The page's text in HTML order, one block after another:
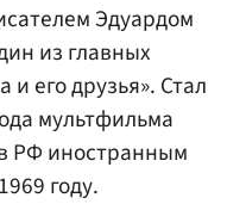
Эдуардом
из главных
и его друзья». Стал
мультфильма
РФ иностранным
году.